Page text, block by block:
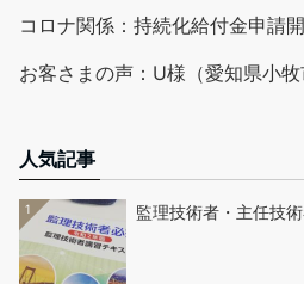
コロナ関係：持続化給付金申請
お客さまの声：U様（愛知県小牧
人気記事
1 監理技術者・主任技